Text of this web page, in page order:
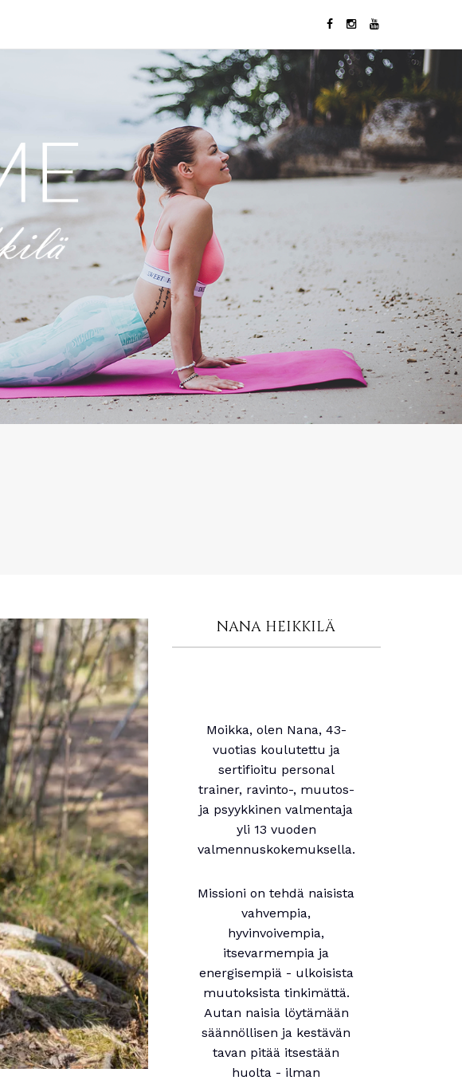
NANA HEIKKILÄ
Moikka, olen Nana, 43-
vuotias koulutettu ja
sertifioitu personal
trainer, ravinto-, muutos-
ja psyykkinen valmentaja
yli 13 vuoden
valmennuskokemuksella.
Missioni on tehdä naisista
vahvempia,
hyvinvoivempia,
itsevarmempia ja
energisempiä - ulkoisista
muutoksista tinkimättä.
Autan naisia löytämään
säännöllisen ja kestävän
tavan pitää itsestään
huolta - ilman